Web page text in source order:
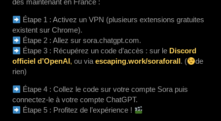
dès maintenant en France :
Étape 1 : Activez un VPN (plusieurs extensions gratuites
existent sur Chrome).
Étape 2 : Allez sur sora.chatgpt.com.
Étape 3 : Récupérez un code d’accès :sur le Discord
officiel d’OpenAI, ou via escaping.work/soraforall. (
de
rien)
Étape 4 : Collez le code sur votre compte Sora puis
connectez-le à votre compte ChatGPT.
Étape 5 : Profitez de l’expérience !